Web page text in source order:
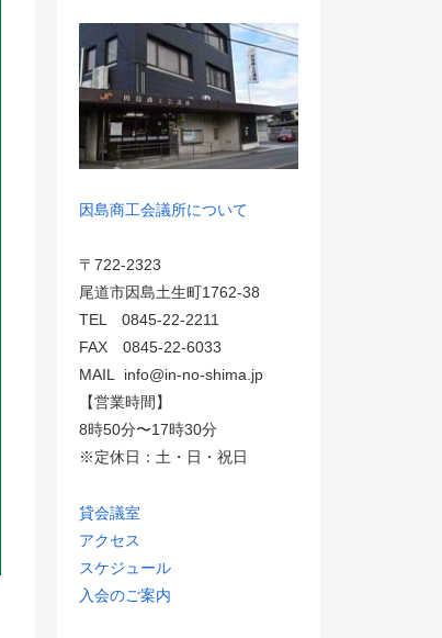
因島商工会議所について
〒722-2323
尾道市因島土生町1762-38
TEL 0845-22-2211
FAX 0845-22-6033
MAIL info@in-no-shima.jp
【営業時間】
8時50分〜17時30分
※定休日：土・日・祝日
貸会議室
アクセス
スケジュール
入会のご案内